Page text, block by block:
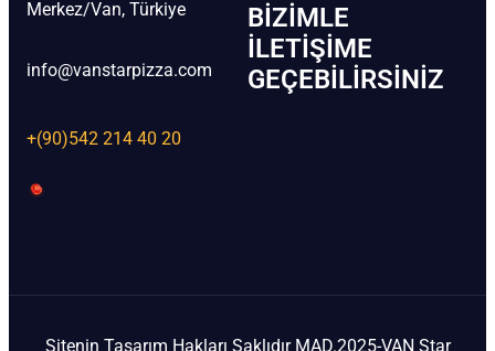
Merkez/Van, Türkiye
info@vanstarpizza.com
+(90)542 214 40 20
BIZIMLE
İLETIŞIME
GEÇEBILIRSINIZ
Sitenin Tasarım Hakları Saklıdır MAD.2025-VAN Star